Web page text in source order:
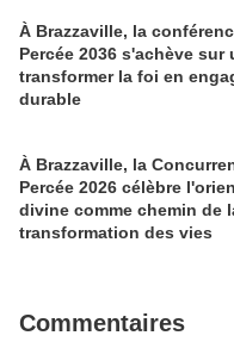
À Brazzaville, la
Percée 2036 s'achève sur
transformer la foi en
durable
À Brazzaville, la
Percée 2026 célèbre
divine comme chemin de
transformation des vies
Commentaires